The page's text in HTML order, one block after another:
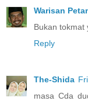
Warisan
Bukan tokmat
Reply
The-Shida
masa Cda